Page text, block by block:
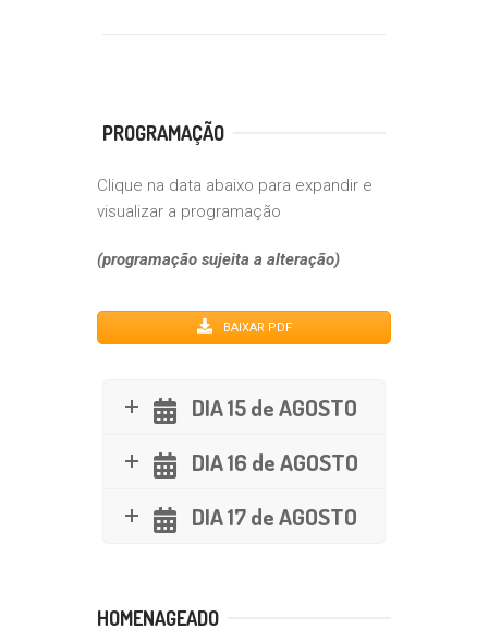
PROGRAMAÇÃO
Clique na data abaixo para expandir e
visualizar a programação
(programação sujeita a alteração)
BAIXAR PDF
DIA 15 de AGOSTO
DIA 16 de AGOSTO
DIA 17 de AGOSTO
HOMENAGEADO